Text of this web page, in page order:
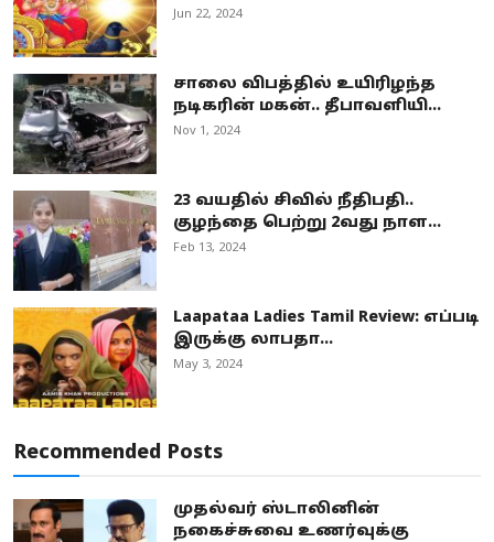
Jun 22, 2024
சாலை விபத்தில் உயிரிழந்த
நடிகரின் மகன்.. தீபாவளியி...
Nov 1, 2024
23 வயதில் சிவில் நீதிபதி..
குழந்தை பெற்று 2வது நாள...
Feb 13, 2024
Laapataa Ladies Tamil Review: எப்படி
இருக்கு லாபதா...
May 3, 2024
Recommended Posts
முதல்வர் ஸ்டாலினின்
நகைச்சுவை உணர்வுக்கு